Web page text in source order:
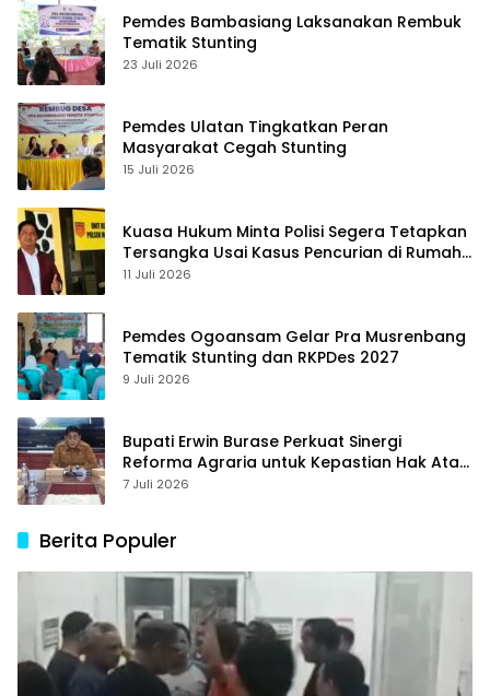
Pemdes Bambasiang Laksanakan Rembuk
Tematik Stunting
23 Juli 2026
Pemdes Ulatan Tingkatkan Peran
Masyarakat Cegah Stunting
15 Juli 2026
Kuasa Hukum Minta Polisi Segera Tetapkan
Tersangka Usai Kasus Pencurian di Rumah
Anggota Dewan Bantul di Sigi Naik
11 Juli 2026
Pemdes Ogoansam Gelar Pra Musrenbang
Tematik Stunting dan RKPDes 2027
9 Juli 2026
Bupati Erwin Burase Perkuat Sinergi
Reforma Agraria untuk Kepastian Hak Atas
Tanah bagi Masyarakat
7 Juli 2026
Berita Populer